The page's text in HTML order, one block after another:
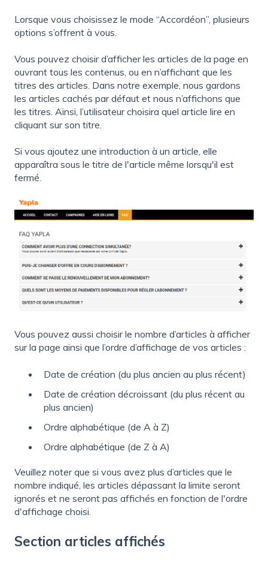
Lorsque vous choisissez le mode “Accordéon”, plusieurs
options s’offrent à vous.
Vous pouvez choisir d’afficher les articles de la page en
ouvrant tous les contenus, ou en n’affichant que les
titres des articles. Dans notre exemple, nous gardons
les articles cachés par défaut et nous n’affichons que
les titres. Ainsi, l’utilisateur choisira quel article lire en
cliquant sur son titre.
Si vous ajoutez une introduction à un article, elle
apparaîtra sous le titre de l'article même lorsqu'il est
fermé.
Vous pouvez aussi choisir le nombre d’articles à afficher
sur la page ainsi que l’ordre d’affichage de vos articles :
Date de création (du plus ancien au plus récent)
Date de création décroissant (du plus récent au
plus ancien)
Ordre alphabétique (de A à Z)
Ordre alphabétique (de Z à A)
Veuillez noter que si vous avez plus d’articles que le
nombre indiqué, les articles dépassant la limite seront
ignorés et ne seront pas affichés en fonction de l'ordre
d'affichage choisi.
Section articles affichés